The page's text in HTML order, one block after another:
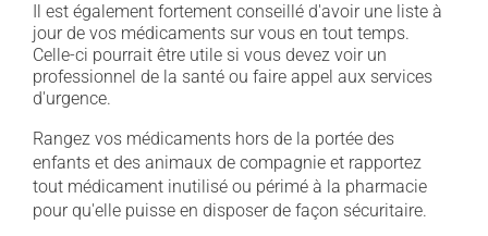
Il est également fortement conseillé d'avoir une liste à
jour de vos médicaments sur vous en tout temps.
Celle-ci pourrait être utile si vous devez voir un
professionnel de la santé ou faire appel aux services
d'urgence.
Rangez vos médicaments hors de la portée des
enfants et des animaux de compagnie et rapportez
tout médicament inutilisé ou périmé à la pharmacie
pour qu'elle puisse en disposer de façon sécuritaire.